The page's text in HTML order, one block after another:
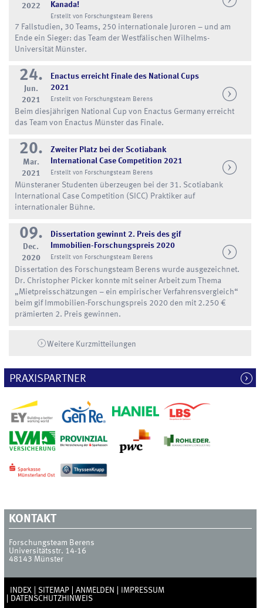
2022
Kanada!
Erstellt von Forschungsteam Berens
7 Fallstudien, 30 Teams, 250 internationale Juroren – und am
Ende ein Sieger: das Team der Westfälischen Wilhelms-
Universität Münster.
24.
Jun.
2021
Enactus erreicht Finale des National Cups
2021
Erstellt von Forschungsteam Berens
Beim diesjährigen National Cup von Enactus Germany erreicht
das Team von Enactus Münster das Finale.
20.
Mar.
2021
Zweiter Platz bei der Scotiabank
International Case Competition 2021
Erstellt von Forschungsteam Berens
Münsteraner Studenten überzeugen bei der 31. Scotiabank
International Case Competition (SICC) Praktiker auf
internationaler Bühne.
09.
Dec.
2020
Dissertation gewinnt 2. Preis des gif
Immobilien-Forschungspreis 2020
Erstellt von Forschungsteam Berens
Dissertation des Forschungsteam Berens wurde ausgezeichnet.
Dr. Christopher Picker konnte mit seiner Arbeit zum Thema
„Mietpreisschätzungen – ein empirischer Verfahrensvergleich“
beim gif Immobilien-Forschungspreis 2020 den mit 2.250 €
prämierten 2. Preis gewinnen.
Weitere Kurzmitteilungen
PRAXISPARTNER
KONTAKT
Forschungsteam Berens
Universitätsstr. 14-16
48143 Münster
INDEX SITEMAP ANMELDEN
IMPRESSUM
DATENSCHUTZHINWEIS